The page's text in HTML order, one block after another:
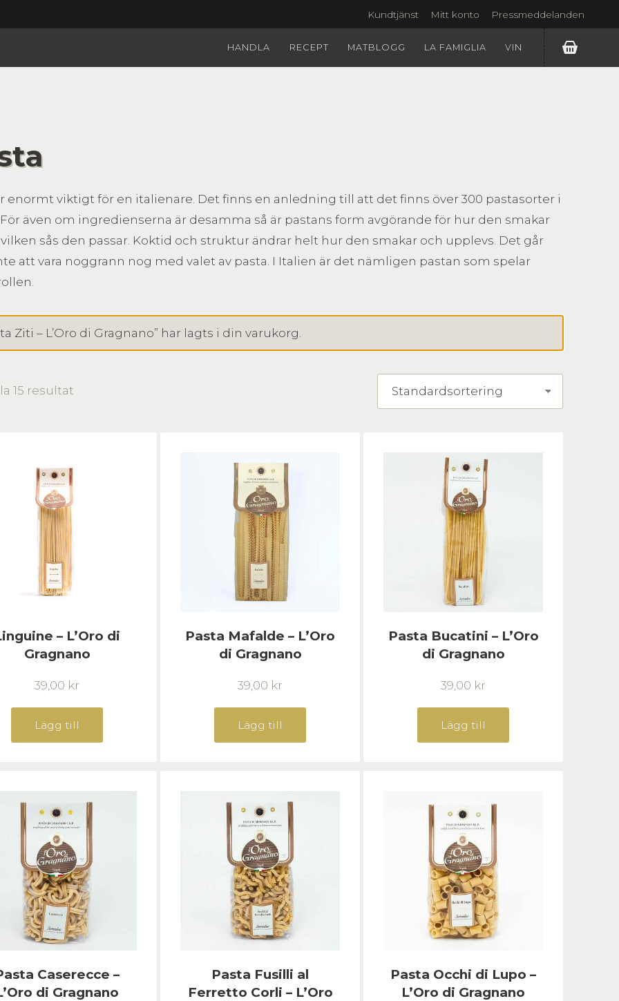
Kundtjänst Mitt konto Pressmeddelanden
HANDLA RECEPT MATBLOGG LA FAMIGLIA VIN
enormt viktigt för en italienare. Det finns en anledning till att det finns över 300 pastasorter i
även om ingredienserna är desamma så är pastans form avgörande för hur den smakar
sås den passar. Koktid och struktur ändrar helt hur den smakar och upplevs. Det går
att vara noggrann nog med valet av pasta. I Italien är det nämligen pastan som spelar
Ziti – L’Oro di Gragnano” har lagts i din varukorg.
15 resultat
– L’Oro di
Gragnano
39,00 kr
Lägg till
Pasta Mafalde – L’Oro
di Gragnano
39,00 kr
Lägg till
Pasta Bucatini – L’Oro
di Gragnano
39,00 kr
Lägg till
Caserecce –
di Gragnano
Pasta Fusilli al
Ferretto Corli – L’Oro
Pasta Occhi di Lupo –
L’Oro di Gragnano